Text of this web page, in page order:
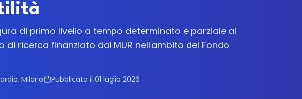
di primo livello a tempo determinato e parziale al
di ricerca finanziato dal MUR nell'ambito del Fondo
Milano Pubblicato il 01 luglio 2026